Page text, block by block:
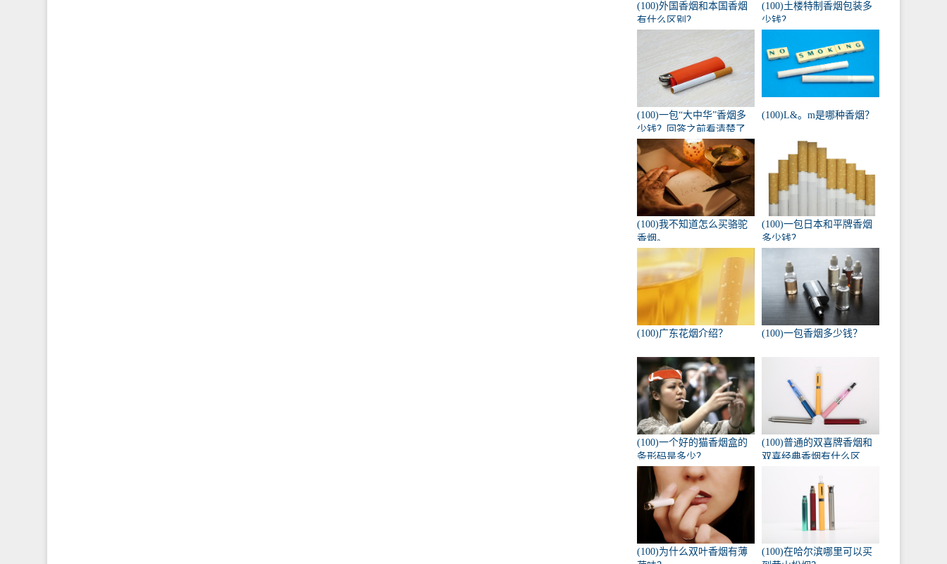
(100)外国香烟和本国香烟
有什么区别？
(100)土楼特制香烟包装多
少钱？
(100)一包“大中华”香烟多
少钱？回答之前看清楚了
吗？
(100)L&。m是哪种香烟？
(100)我不知道怎么买骆驼
香烟。
(100)一包日本和平牌香烟
多少钱？
(100)广东花烟介绍？ (100)一包香烟多少钱？
(100)一个好的猫香烟盒的
条形码是多少？
(100)普通的双喜牌香烟和
双喜经典香烟有什么区
(100)为什么双叶香烟有薄
(100)在哈尔滨哪里可以买